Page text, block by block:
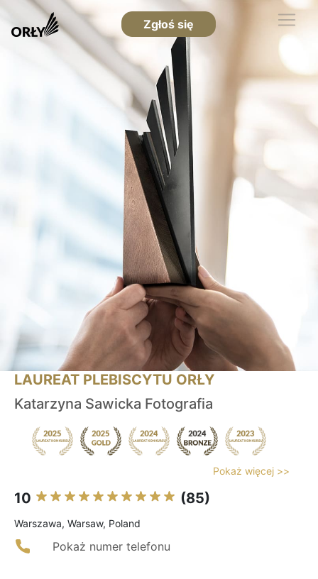
Zgłoś się
LAUREAT PLEBISCYTU ORŁY
Katarzyna Sawicka Fotografia
Pokaż więcej >>
10 (85)
Warszawa, Warsaw, Poland
Pokaż numer telefonu